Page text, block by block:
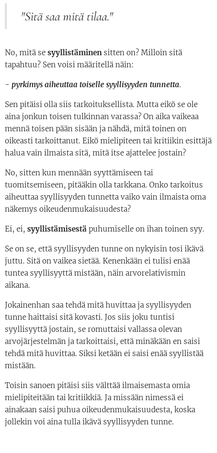
"Sitä saa mitä tilaa."
No, mitä se syyllistäminen sitten on? Milloin sitä
tapahtuu? Sen voisi määritellä näin:
- pyrkimys aiheuttaa toiselle syyllisyyden tunnetta.
Sen pitäisi olla siis tarkoituksellista. Mutta eikö se ole
aina jonkun toisen tulkinnan varassa? On aika vaikeaa
mennä toisen pään sisään ja nähdä, mitä toinen on
oikeasti tarkoittanut. Eikö mielipiteen tai kritiikin esittäjä
halua vain ilmaista sitä, mitä itse ajattelee jostain?
No, sitten kun mennään syyttämiseen tai
tuomitsemiseen, pitääkin olla tarkkana. Onko tarkoitus
aiheuttaa syyllisyyden tunnetta vaiko vain ilmaista oma
näkemys oikeudenmukaisuudesta?
Ei, ei, syyllistämisestä puhumiselle on ihan toinen syy.
Se on se, että syyllisyyden tunne on nykyisin tosi ikävä
juttu. Sitä on vaikea sietää. Kenenkään ei tulisi enää
tuntea syyllisyyttä mistään, näin arvorelativismin
aikana.
Jokainenhan saa tehdä mitä huvittaa ja syyllisyyden
tunne haittaisi sitä kovasti. Jos siis joku tuntisi
syyllisyyttä jostain, se romuttaisi vallassa olevan
arvojärjestelmän ja tarkoittaisi, että minäkään en saisi
tehdä mitä huvittaa. Siksi ketään ei saisi enää syyllistää
mistään.
Toisin sanoen pitäisi siis välttää ilmaisemasta omia
mielipiteitään tai kritiikkiä. Ja missään nimessä ei
ainakaan saisi puhua oikeudenmukaisuudesta, koska
jollekin voi aina tulla ikävä syyllisyyden tunne.